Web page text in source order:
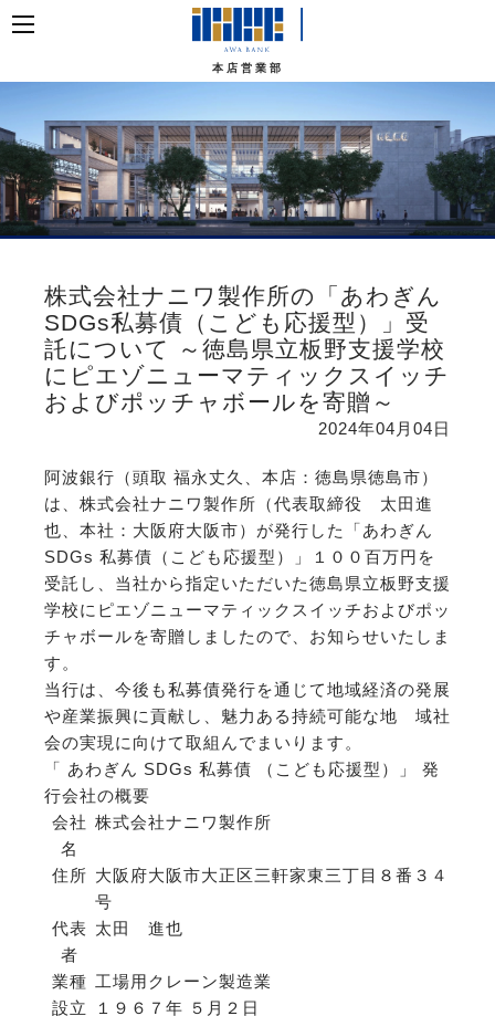
本店営業部
株式会社ナニワ製作所の「あわぎん
SDGs私募債（こども応援型）」受
託について ～徳島県立板野支援学校
にピエゾニューマティックスイッチ
およびポッチャボールを寄贈～
2024年04月04日
阿波銀行（頭取 福永丈久、本店：徳島県徳島市）
は、株式会社ナニワ製作所（代表取締役 太田進
也、本社：大阪府大阪市）が発行した「あわぎん
SDGs 私募債（こども応援型）」１００百万円を
受託し、当社から指定いただいた徳島県立板野支援
学校にピエゾニューマティックスイッチおよびポッ
チャボールを寄贈しましたので、お知らせいたしま
す。
当行は、今後も私募債発行を通じて地域経済の発展
や産業振興に貢献し、魅力ある持続可能な地 域社
会の実現に向けて取組んでまいります。
「 あわぎん SDGs 私募債 （こども応援型）」 発
行会社の概要
会社
名
株式会社ナニワ製作所
住所 大阪府大阪市大正区三軒家東三丁目８番３４
号
代表
者
太田 進也
業種 工場用クレーン製造業
設立
１９６７年 ５月２日